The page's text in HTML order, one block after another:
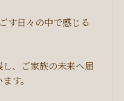
す日々の中で感じる
、ご家族の未来へ届
す。